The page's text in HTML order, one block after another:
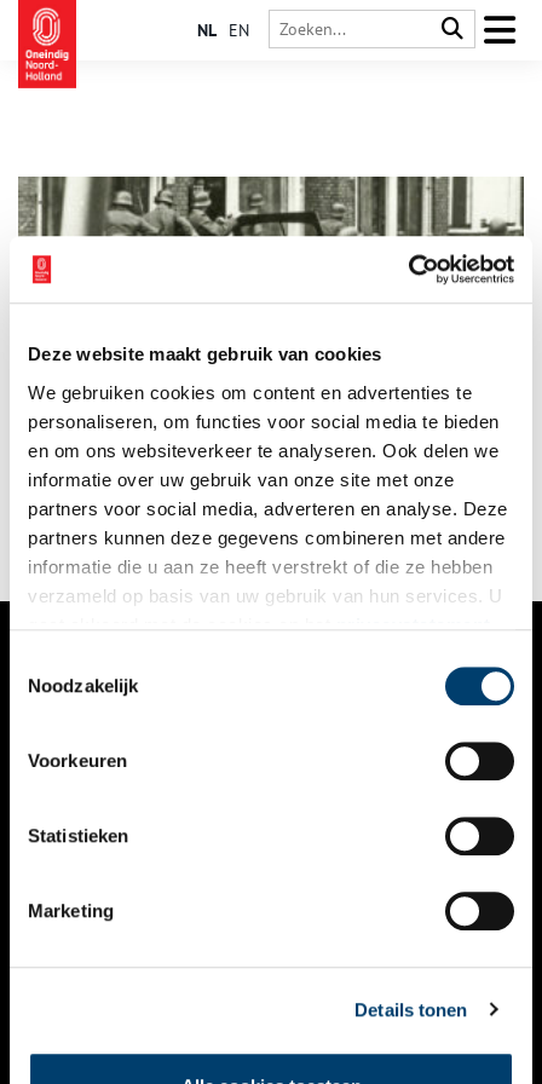
Deze website maakt gebruik van cookies
We gebruiken cookies om content en advertenties te
personaliseren, om functies voor social media te bieden
en om ons websiteverkeer te analyseren. Ook delen we
informatie over uw gebruik van onze site met onze
partners voor social media, adverteren en analyse. Deze
partners kunnen deze gegevens combineren met andere
informatie die u aan ze heeft verstrekt of die ze hebben
verzameld op basis van uw gebruik van hun services. U
Noodzakelijk
Voorkeuren
Statistieken
Marketing
Details tonen
NL EN
Stichting Historisch Schoten (Haarlem-Noord) heeft een boekje
uitgebracht met ruim honderd bijzondere zwart-wit foto’s over
Haarlem in de Tweede Wereldoorlog. De foto’s geven vooral
een beeld van het laatste oorlogsjaar en de bevrijding van
Haarlem en omstreken. Ton van Beelen, bestuurslid van de
stichting, stelde het boekje samen.
VERHALEN
KALENDER
THEMA’S
VIDEO’S
CONTACT